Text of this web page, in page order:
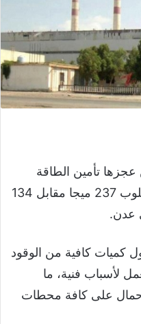
تأمين الطاقة
المستهلكة بعد بلغ إجمالي المطلوب 237 ميجا مقابل 134
عدن.
كافية من الوقود
لأسباب فنية، ما
على كافة محطات